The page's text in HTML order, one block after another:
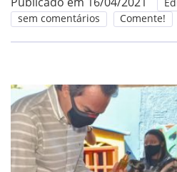
Colunistas
Guia de Serviços
Anuncie
sem comentários
Comente!